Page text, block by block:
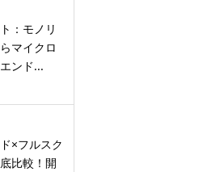
：モノリ
マイクロ
ンド...
×フルスク
比較！開